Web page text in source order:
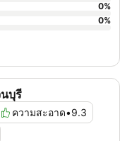
บุรี
ความสะอาด•9.3
0%
0%